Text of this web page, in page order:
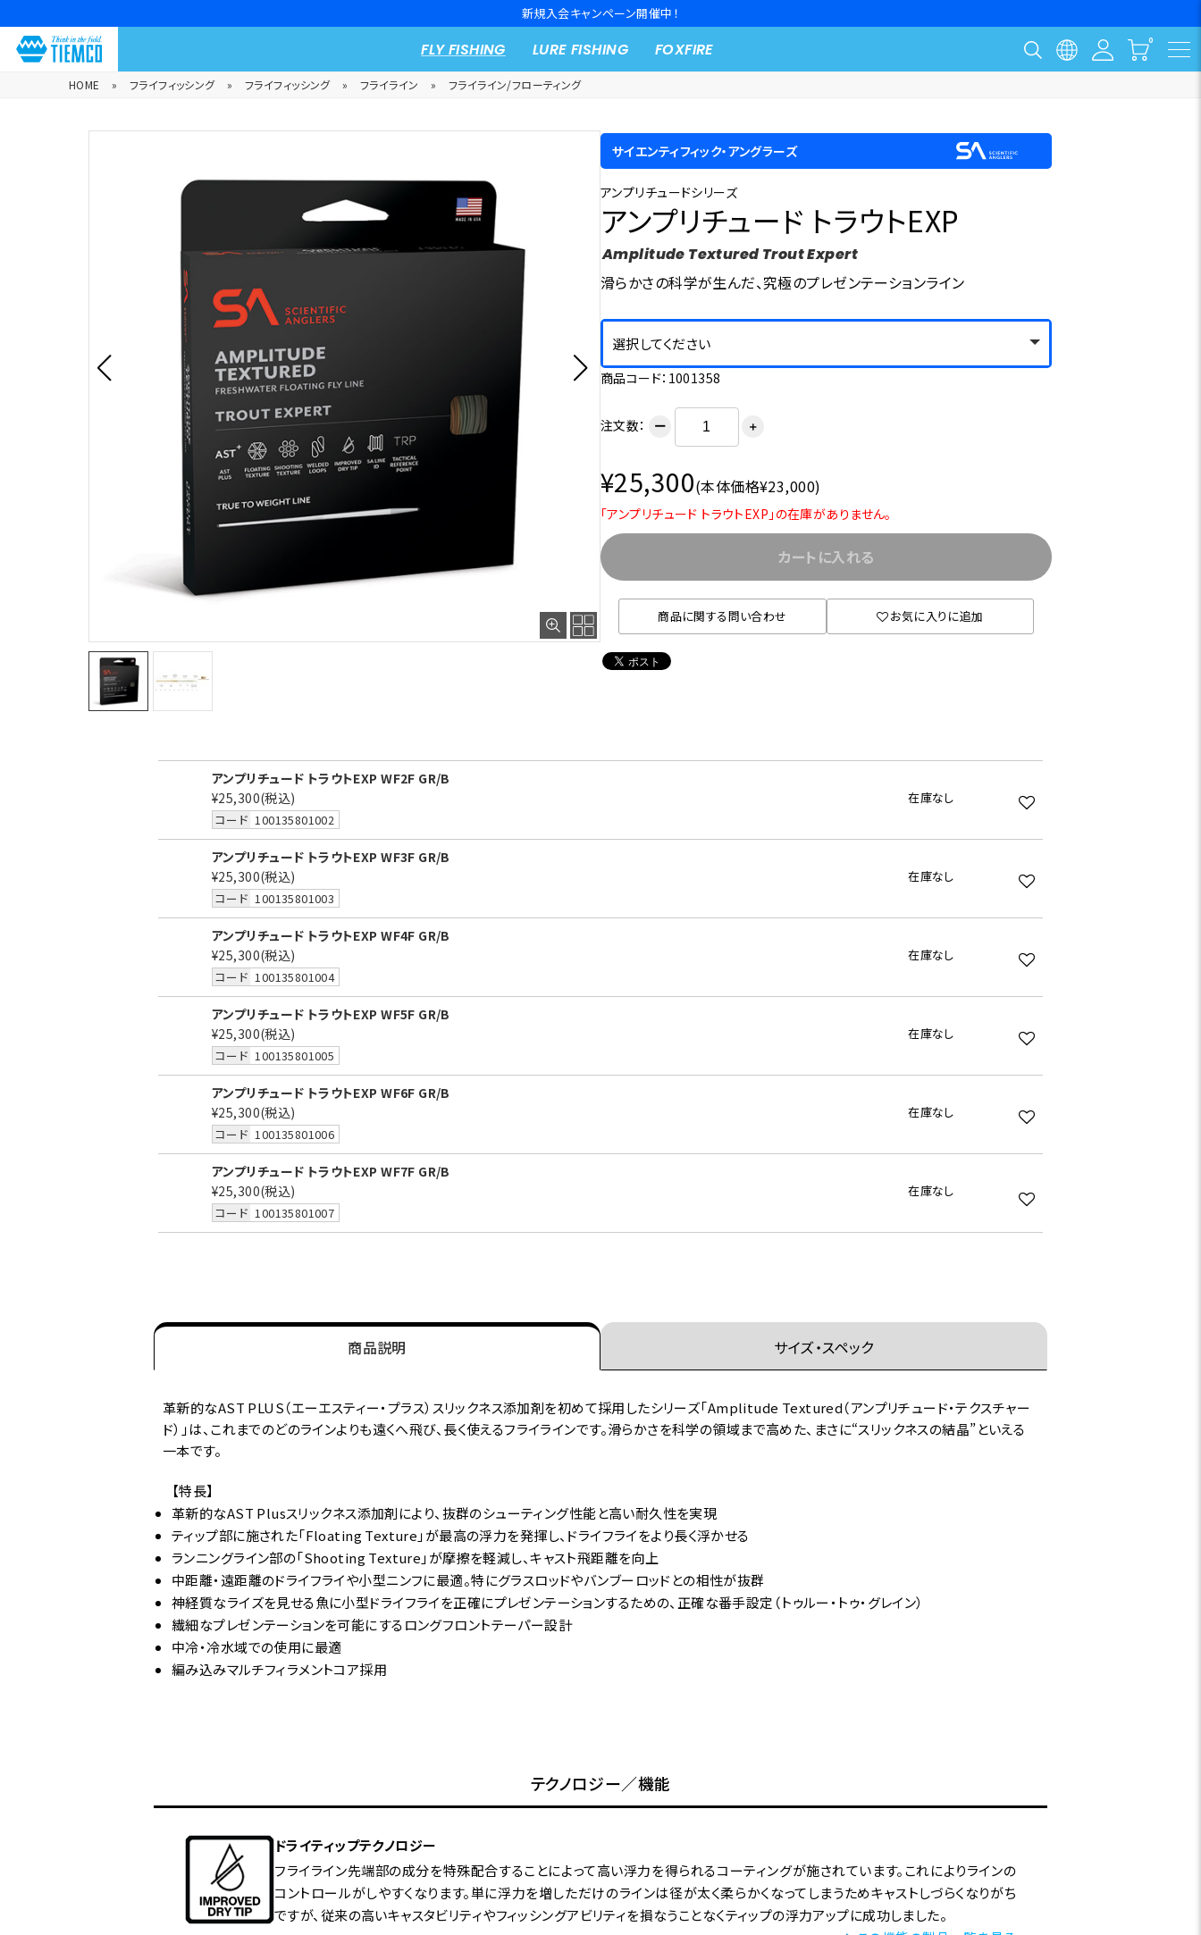
新規入会キャンペーン開催中！
FLY FISHING LURE FISHING FOXFIRE
HOME » フライフィッシング » フライフィッシング » フライライン » フライライン/フローティング
サイエンティフィック・アングラーズ
アンプリチュードシリーズ
アンプリチュード トラウトEXP
Amplitude Textured Trout Expert
滑らかさの科学が生んだ、究極のプレゼンテーションライン
選択してください
商品コード：1001358
注文数： ー ＋
¥25,300(本体価格¥23,000)
「アンプリチュード トラウトEXP」の在庫がありません。
カートに入れる
商品に関する問い合わせ お気に入りに追加
アンプリチュード トラウトEXP WF2F GR/B
¥25,300(税込)
コード 100135801002
在庫なし
アンプリチュード トラウトEXP WF3F GR/B
¥25,300(税込)
コード 100135801003
在庫なし
アンプリチュード トラウトEXP WF4F GR/B
¥25,300(税込)
コード 100135801004
在庫なし
アンプリチュード トラウトEXP WF5F GR/B
¥25,300(税込)
コード 100135801005
在庫なし
アンプリチュード トラウトEXP WF6F GR/B
¥25,300(税込)
コード 100135801006
在庫なし
アンプリチュード トラウトEXP WF7F GR/B
¥25,300(税込)
コード 100135801007
在庫なし
商品説明 サイズ・スペック
革新的なAST PLUS（エーエスティー・プラス）スリックネス添加剤を初めて採用したシリーズ「Amplitude Textured（アンプリチュード・テクスチャー
ド）」は、これまでのどのラインよりも遠くへ飛び、長く使えるフライラインです。滑らかさを科学の領域まで高めた、まさに“スリックネスの結晶”といえる
一本です。
【特長】
革新的なAST Plusスリックネス添加剤により、抜群のシューティング性能と高い耐久性を実現
ティップ部に施された「Floating Texture」が最高の浮力を発揮し、ドライフライをより長く浮かせる
ランニングライン部の「Shooting Texture」が摩擦を軽減し、キャスト飛距離を向上
中距離・遠距離のドライフライや小型ニンフに最適。特にグラスロッドやバンブーロッドとの相性が抜群
神経質なライズを見せる魚に小型ドライフライを正確にプレゼンテーションするための、正確な番手設定（トゥルー・トゥ・グレイン）
繊細なプレゼンテーションを可能にするロングフロントテーパー設計
中冷・冷水域での使用に最適
編み込みマルチフィラメントコア採用
テクノロジー／機能
ドライティップテクノロジー
フライライン先端部の成分を特殊配合することによって高い浮力を得られるコーティングが施されています。これによりラインの
コントロールがしやすくなります。単に浮力を増しただけのラインは径が太く柔らかくなってしまうためキャストしづらくなりがち
ですが、従来の高いキャスタビリティやフィッシングアビリティを損なうことなくティップの浮力アップに成功しました。